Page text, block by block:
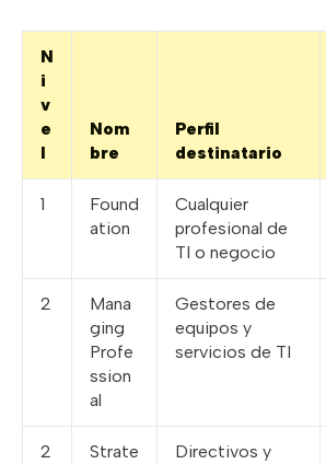
N
i
v
e
l
Nom
bre
Perfil
destinatario
1
Found
ation
Cualquier
profesional de
TI o negocio
2
Mana
ging
Profe
ssion
al
Gestores de
equipos y
servicios de TI
2
Strate
Directivos y